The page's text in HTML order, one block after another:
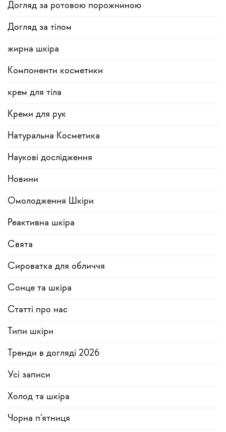
Догляд за ротовою порожниною
Догляд за тілом
жирна шкіра
Компоненти косметики
крем для тіла
Креми для рук
Натуральна Косметика
Наукові дослідження
Новини
Омолодження Шкіри
Реактивна шкіра
Свята
Сироватка для обличчя
Сонце та шкіра
Статті про нас
Типи шкіри
Тренди в догляді 2026
Усi записи
Холод та шкіра
Чорна п'ятниця